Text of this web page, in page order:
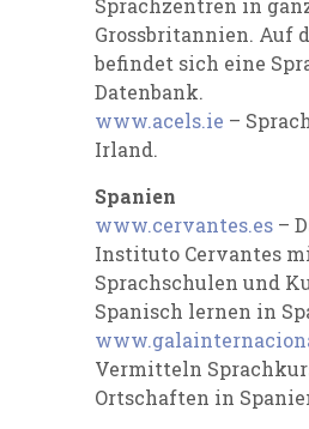
Grossbritannien. Auf
befindet sich eine
Datenbank.
www.acels.ie –
Irland.
Spanien
www.cervantes.es –
Instituto Cervantes
Sprachschulen und
Spanisch lernen in
Vermitteln
Ortschaften in